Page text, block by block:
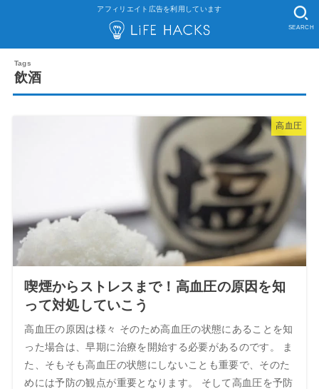
アフィリエイト広告を利用しています
SEARCH
飲酒
高血圧
喫煙からストレスまで！高血圧の原因を知
って対処していこう
高血圧の原因は様々 そのため高血圧の状態にあることを知
った場合は、早期に治療を開始する必要があるのです。 ま
た、そもそも高血圧の状態にしないことも重要で、そのた
めには予防の観点が重要となります。 そして高血圧を予防